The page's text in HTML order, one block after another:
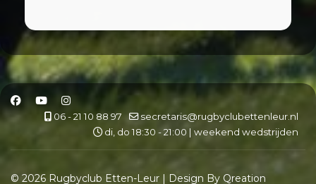
06 - 21 10 88 97
secretaris@rugbyclubettenleur.nl
di, do 18:30 - 21:00 | weekend wedstrijden
© 2026 Rugbyclub Etten-Leur | Design By Qreation